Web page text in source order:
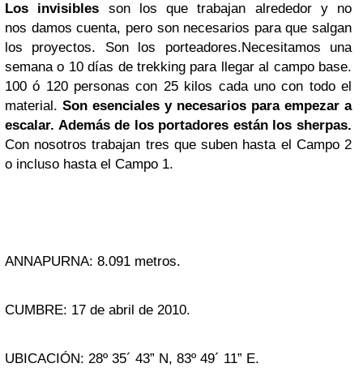
Los invisibles son los que trabajan alrededor y no
nos damos cuenta, pero son necesarios para que salgan
los proyectos. Son los porteadores.Necesitamos una
semana o 10 días de trekking para llegar al campo base.
100 ó 120 personas con 25 kilos cada uno con todo el
material. Son esenciales y necesarios para empezar a
escalar. Además de los portadores están los sherpas.
Con nosotros trabajan tres que suben hasta el Campo 2
o incluso hasta el Campo 1.
ANNAPURNA: 8.091 metros.
CUMBRE: 17 de abril de 2010.
UBICACIÓN: 28º 35´ 43” N, 83º 49´ 11” E.